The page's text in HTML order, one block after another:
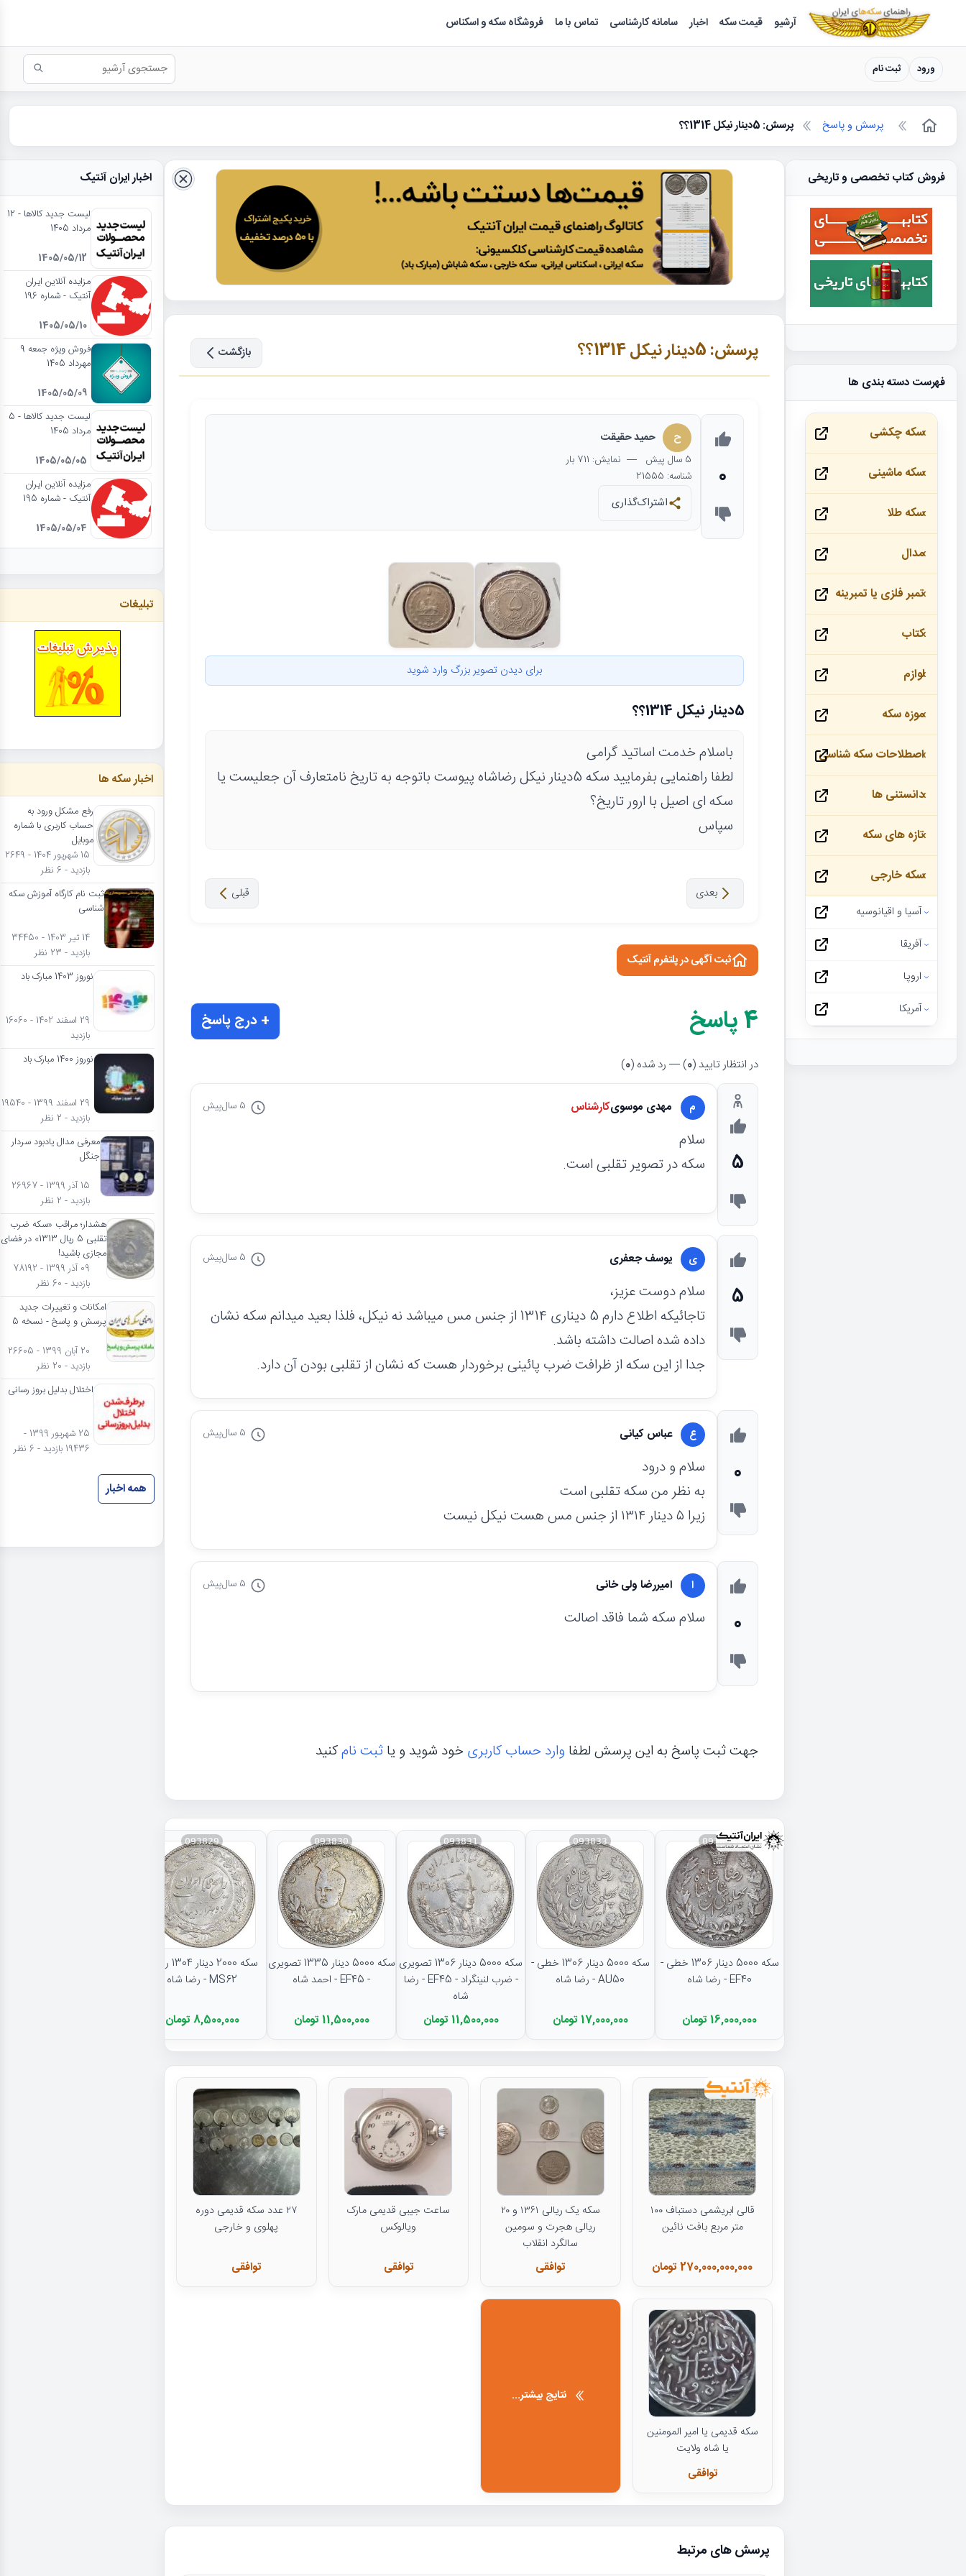
سکه ها ؛ راهنمای سکه شناسی
آرشیو قیمت سکه اخبار سامانه کارشناسی تماس با ما فروشگاه سکه و اسکناس
ورود ثبت نام
پرسش و پاسخ پرسش: 5دینار نیکل 1314؟؟
پرسش: 5دینار نیکل 1314؟؟ بازگشت
0
ح حمید حقیقت
5 سال پیش — نمایش: 711 بار
شناسه: 21555
اشتراک‌گذاری
برای دیدن تصویر بزرگ وارد شوید
5دینار نیکل 1314؟؟
باسلام خدمت اساتید گرامی
لطفا راهنمایی بفرمایید سکه 5دینار نیکل رضاشاه پیوست باتوجه به تاریخ نامتعارف آن جعلیست یا
سکه ای اصیل با ارور تاریخ؟
سپاس
قبلی بعدی
ثبت آگهی در پلتفرم آنتیک
4پاسخ + درج پاسخ
در انتظار تایید (0) — رد شده (0
)
5
م مهدی موسویکارشناس 5 سال پیش
سلام
سکه در تصویر تقلبی است.
5
ی یوسف جعفری 5 سال پیش
سلام دوست عزیز،
تاجائیکه اطلاع دارم 5 دیناری 1314 از جنس مس میباشد نه نیکل، فلذا بعید میدانم سکه نشان
داده شده اصالت داشته باشد.
جدا از این سکه از ظرافت ضرب پائینی برخوردار هست که نشان از تقلبی بودن آن دارد.
0
ع عباس کیانی 5 سال پیش
سلام و درود
به نظر من سکه تقلبی است
زیرا ۵ دینار ۱۳۱۴ از جنس مس هست نیکل نیست
0
ا امیررضا ولی خانی 5 سال پیش
سلام سکه شما فاقد اصالت
جهت ثبت پاسخ به این پرسش لطفا وارد حساب کاربریخود شوید و یاثبت نامکنید
093834
سکه 5000 دینار 1306 خطی -
EF40 - رضا شاه
16,000,000 تومان
093833
سکه 5000 دینار 1306 خطی -
AU50 - رضا شاه
17,000,000 تومان
093831
سکه 5000 دینار 1306 تصویری
- ضرب لنینگراد - EF45 - رضا
شاه
11,500,000 تومان
093830
سکه 5000 دینار 1335 تصویری
- EF45 - احمد شاه
11,500,000 تومان
093829
سکه 2000 دینار 1304 رایج -
MS62 - رضا شاه
8,500,000 تومان
قالی ابریشمی دستباف ۱۰۰
متر مربع بافت نائین
270,000,000,000 تومان
سکه یک ریالی ۱۳۶۱ و ۲۰
ریالی هجرت و سومین
سالگرد انقلاب
توافقی
ساعت جیبی قدیمی مارک
ویالوکس
توافقی
۲۷ عدد سکه قدیمی دوره
پهلوی و خارجی
توافقی
سکه قدیمی یا امیر المومنین
یا شاه ولایت
توافقی
نتایج بیشتر...
پرسش های مرتبط
اخبار ایران آنتیک
لیست جدید کالاها - 12
مرداد 1405
1405/05/12
مزایده آنلاین ایران
آنتیک - شماره 196
1405/05/10
فروش ویژه جمعه 9
مهرداد 1405
1405/05/09
لیست جدید کالاها - 5
مرداد 1405
1405/05/05
مزایده آنلاین ایران
آنتیک - شماره 195
1405/05/04
تبلیغات
اخبار سکه ها
رفع مشکل ورود به
حساب کاربری با شماره
موبایل
15 شهریور 1404 - 2649
بازدید - 6 نظر
ثبت نام کارگاه آموزش سکه
شناسی
14 تیر 1403 - 34450
بازدید - 23 نظر
نوروز 1403 مبارک باد
29 اسفند 1402 - 16060
بازدید
نوروز 1400 مبارک باد
29 اسفند 1399 - 19540
بازدید - 2 نظر
معرفی مدال یادبود سردار
جنگل
15 آذر 1399 - 26967
بازدید - 2 نظر
هشدار؛ مراقب «سکه ضرب
تقلبی 5 ریال 1313» در فضای
مجازی باشید!
09 آذر 1399 - 78192
بازدید - 60 نظر
امکانات و تغییرات جدید
پرسش و پاسخ - نسخه 5
20 آبان 1399 - 26605
بازدید - 20 نظر
اختلال بدلیل بروز رسانی
25 شهریور 1399 -
19436 بازدید - 6 نظر
همه اخبار
فروش کتاب تخصصی و تاریخی
فهرست دسته بندی ها
سکه چکشی
سکه ماشینی
سکه طلا
مدال
تمبر فلزی یا تمبرینه
کتاب
لوازم
موزه سکه
اصطلاحات سکه شناسی
دانستنی ها
تازه های سکه
سکه خارجی
آسیا و اقیانوسیه
آفریقا
اروپا
آمریکا